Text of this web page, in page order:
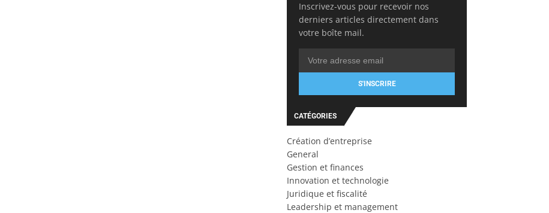
Inscrivez-vous pour recevoir nos
derniers articles directement dans
votre boîte mail.
S'INSCRIRE
CATÉGORIES
Création d’entreprise
General
Gestion et finances
Innovation et technologie
Juridique et fiscalité
Leadership et management